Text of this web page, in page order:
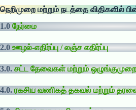
நெறிமுறை மற்றும் நடத்தை விதிகளில்
1.0 நேர்மை
2.0 ஊழல்-எதிர்ப்பு / லஞ்ச எதிர்ப்பு
3.0. சட்ட தேவைகள் மற்றும் ஒழுங்குமுறை
4.0. ரகசிய வணிகத் தகவல் மற்றும்